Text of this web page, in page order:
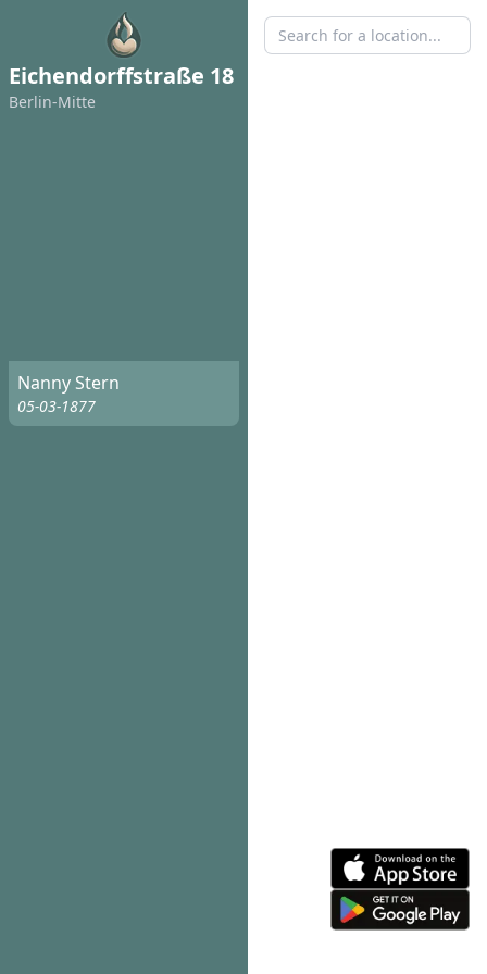
Eichendorffstraße 18
Berlin-Mitte
Nanny Stern
05-03-1877